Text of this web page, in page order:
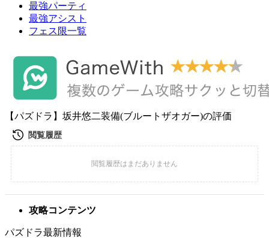
最強パーティ
最強アシスト
フェス限一覧
【パズドラ】坂井悠二装備(ブルートザオガー)の評価
攻略コンテンツ
パズドラ最新情報